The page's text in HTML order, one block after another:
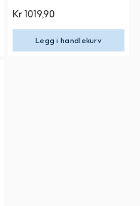
Kr 1019,90
Legg i handlekurv